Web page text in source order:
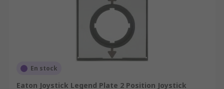
En stock
Eaton Joystick Legend Plate 2 Position Joystick